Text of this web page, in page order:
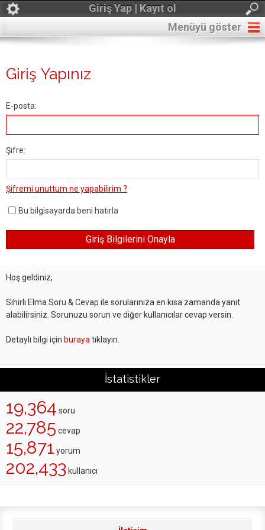
Giriş Yap | Kayıt ol
Menüyü göster
Giriş Yapınız
E-posta:
Şifre:
Şifremi unuttum ne yapabilirim ?
Bu bilgisayarda beni hatırla
Hoş geldiniz,
Sihirli Elma Soru & Cevap ile sorularınıza en kısa zamanda yanıt
alabilirsiniz. Sorunuzu sorun ve diğer kullanıcılar cevap versin.
Detaylı bilgi için buraya tıklayın.
İstatistikler
19,364 soru
22,785 cevap
15,871 yorum
202,433 kullanıcı